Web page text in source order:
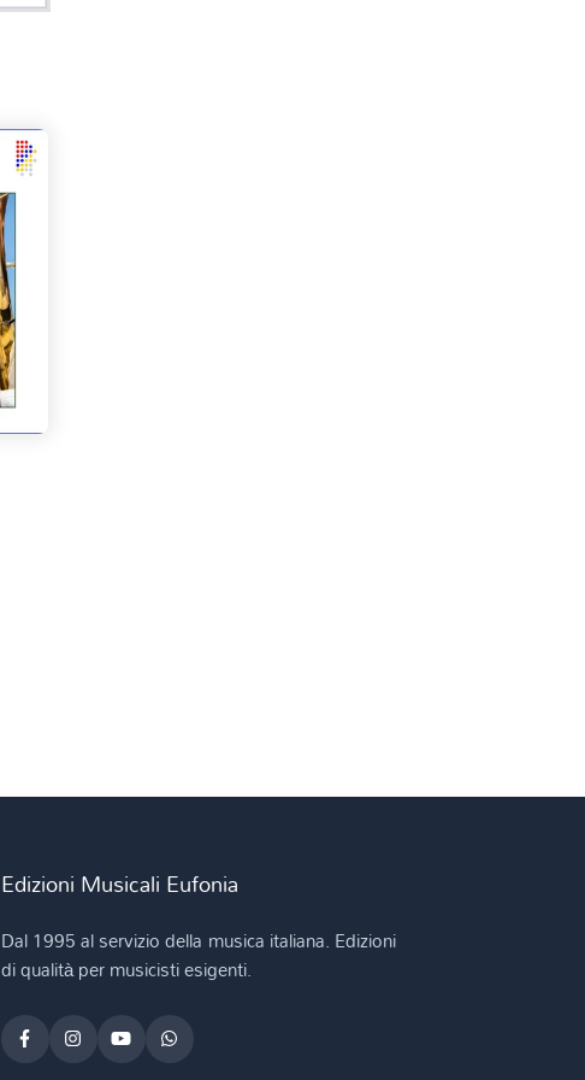
Edizioni Musicali Eufonia
Dal 1995 al servizio della musica italiana. Edizioni
di qualità per musicisti esigenti.